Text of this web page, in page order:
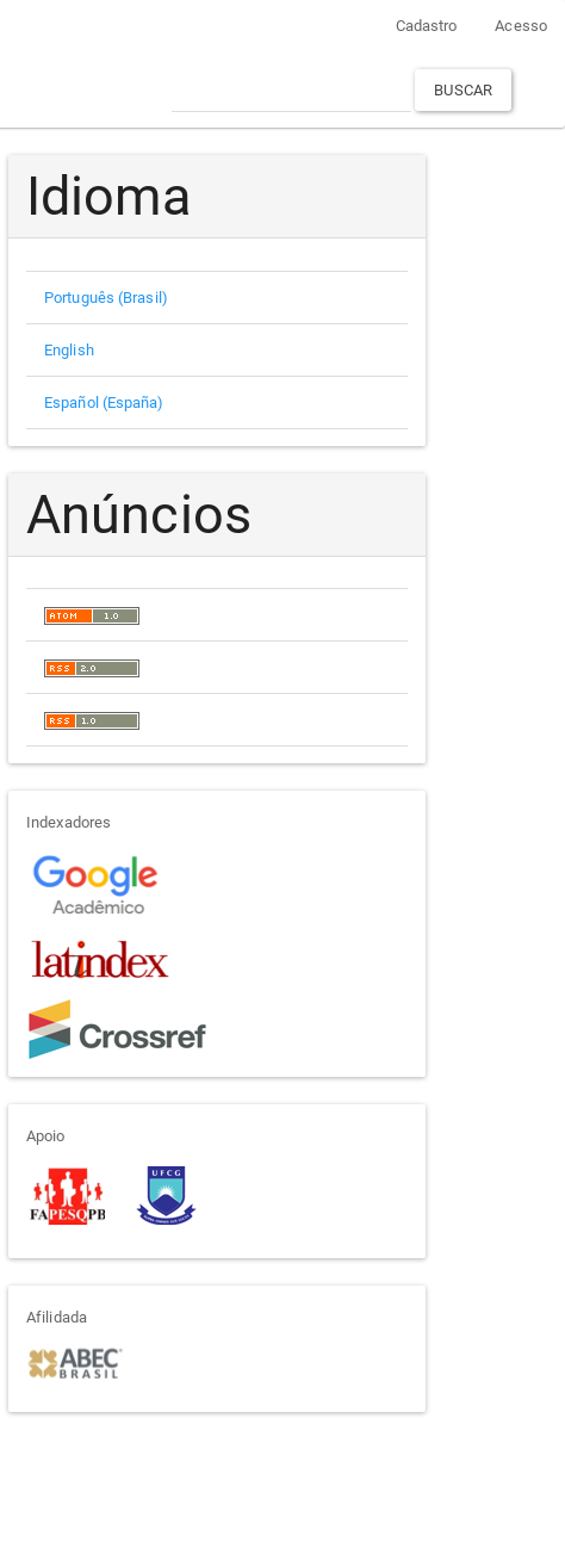
Cadastro Acesso
BUSCAR
Idioma
Português (Brasil)
English
Español (España)
Anúncios
indexadores
Indexadores
apoio
Apoio
afiliada
Afilidada